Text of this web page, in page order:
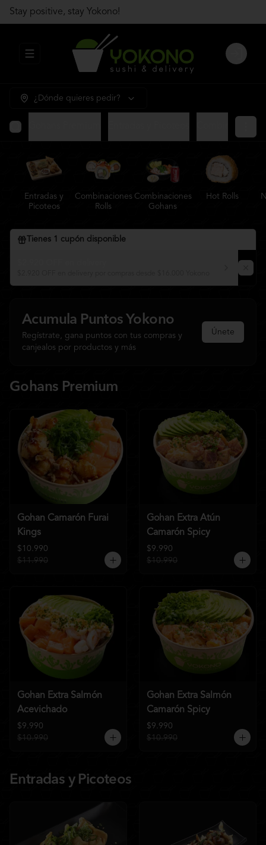
Stay positive, stay Yokono!
Abrir menu de navegación Login
¿Dónde quieres pedir?
Entradas y
Picoteos
Combinaciones
Rolls
Combinaciones
Gohans
Hot Rolls
Tienes 1 cupón disponible
Acumula Puntos Yokono
Regístrate, gana puntos con tus compras y
canjealos por productos y más
Únete
Gohans Premium
Gohan Camarón Furai
Kings
$10.990
$11.990
Gohan Extra Atún
Camarón Spicy
$9.990
$10.990
Gohan Extra Salmón
Acevichado
$9.990
$10.990
Gohan Extra Salmón
Camarón Spicy
$9.990
$10.990
Entradas y Picoteos